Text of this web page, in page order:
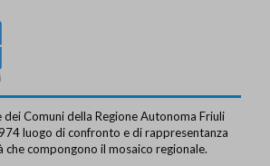
dei Comuni della Regione Autonoma Friuli
luogo di confronto e di rappresentanza
che compongono il mosaico regionale.